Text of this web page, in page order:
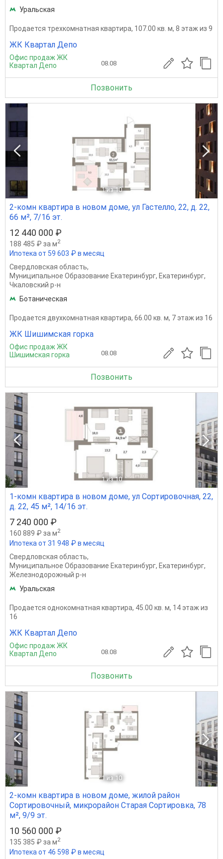
Уральская
Продается трехкомнатная квартира, 107.00 кв. м, 8 этаж из 9
ЖК Квартал Депо
Офис продаж ЖК
Квартал Депо
08.08
Позвонить
1 из 10
2-комн квартира в новом доме, ул Гастелло, 22, д. 22,
66 м², 7/16 эт.
12 440 000 ₽
188 485 ₽ за м2
Ипотека от 59 603 ₽ в месяц
Свердловская область,
Муниципальное Образование Екатеринбург, Екатеринбург,
Чкаловский р-н
Ботаническая
Продается двухкомнатная квартира, 66.00 кв. м, 7 этаж из 16
ЖК Шишимская горка
Офис продаж ЖК
Шишимская горка
08.08
Позвонить
1 из 10
1-комн квартира в новом доме, ул Сортировочная, 22,
д. 22, 45 м², 14/16 эт.
7 240 000 ₽
160 889 ₽ за м2
Ипотека от 31 948 ₽ в месяц
Свердловская область,
Муниципальное Образование Екатеринбург, Екатеринбург,
Железнодорожный р-н
Уральская
Продается однокомнатная квартира, 45.00 кв. м, 14 этаж из
16
ЖК Квартал Депо
Офис продаж ЖК
Квартал Депо
08.08
Позвонить
1 из 10
2-комн квартира в новом доме, жилой район
Сортировочный, микрорайон Старая Сортировка, 78
м², 9/9 эт.
10 560 000 ₽
135 385 ₽ за м2
Ипотека от 46 598 ₽ в месяц